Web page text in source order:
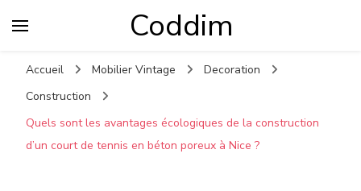
Coddim
Accueil Mobilier Vintage
Decoration
Construction
Quels sont les avantages écologiques de la construction
d’un court de tennis en béton poreux à Nice ?